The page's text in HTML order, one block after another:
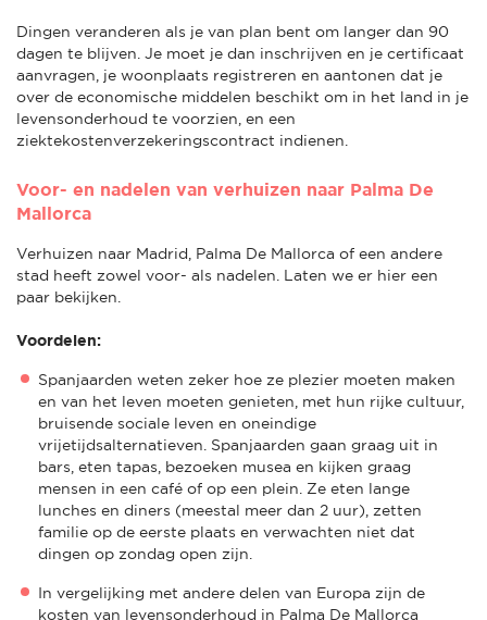
Dingen veranderen als je van plan bent om langer dan 90
dagen te blijven. Je moet je dan inschrijven en je certificaat
aanvragen, je woonplaats registreren en aantonen dat je
over de economische middelen beschikt om in het land in je
levensonderhoud te voorzien, en een
ziektekostenverzekeringscontract indienen.
Voor- en nadelen van verhuizen naar Palma De
Mallorca
Verhuizen naar Madrid, Palma De Mallorca of een andere
stad heeft zowel voor- als nadelen. Laten we er hier een
paar bekijken.
Voordelen:
Spanjaarden weten zeker hoe ze plezier moeten maken
en van het leven moeten genieten, met hun rijke cultuur,
bruisende sociale leven en oneindige
vrijetijdsalternatieven. Spanjaarden gaan graag uit in
bars, eten tapas, bezoeken musea en kijken graag
mensen in een café of op een plein. Ze eten lange
lunches en diners (meestal meer dan 2 uur), zetten
familie op de eerste plaats en verwachten niet dat
dingen op zondag open zijn.
In vergelijking met andere delen van Europa zijn de
kosten van levensonderhoud in Palma De Mallorca